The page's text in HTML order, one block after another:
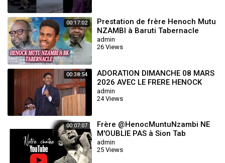
00:17:02
Prestation de frère Henoch Mutu
NZAMBI à Baruti Tabernacle
admin
26 Views
00:38:54
ADORATION DIMANCHE 08 MARS
2026 AVEC LE FRERE HENOCK
MUTU NZAMBI ‪
admin
24 Views
00:07:07
Frère @HenocMuntuNzambi NE
M'OUBLIE PAS à Sion Tab
Lubumbashi
admin
25 Views